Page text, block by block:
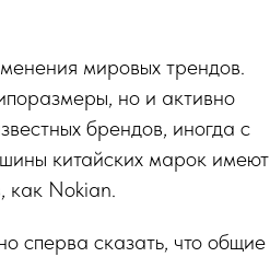
мировых трендов.
но и активно
брендов, иногда с
китайских марок имеют
как Nokian.
сперва сказать, что общие